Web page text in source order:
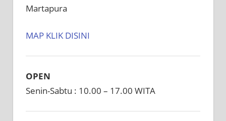
Martapura
MAP KLIK DISINI
OPEN
Senin-Sabtu : 10.00 – 17.00 WITA